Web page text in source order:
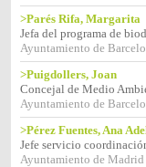
>Parés Rifa, Margarita
Jefa del programa de
Ayuntamiento de
>Puigdollers, Joan
Concejal de Medio
Ayuntamiento de
>Pérez Fuentes, Ana
Jefe servicio
Ayuntamiento de Madrid